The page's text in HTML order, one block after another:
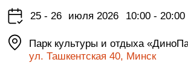
25 - 26 июля 2026 10:00 - 20:00
Парк культуры и отдыха
ул. Ташкентская 40, Минск